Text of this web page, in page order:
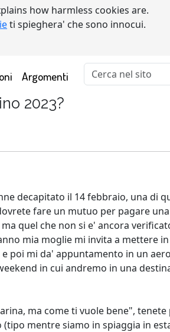
how harmless cookies are.
ti spieghera' che sono innocui.
Argomenti
2023?
decapitato il 14 febbraio, una di
fare un mutuo per pagare
quel che non si e' ancora
mia moglie mi invita a mettere
e poi mi da' appuntamento in un
in cui andremo in una
ma come ti vuole bene",
mentre siamo in spiaggia in